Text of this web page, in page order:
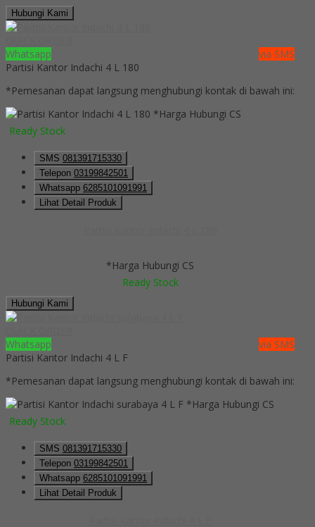
Hubungi Kami
Whatsapp
via SMS
Partisi Kantor Indachi 4 L 180
*Pemesanan dapat langsung menghubungi kontak di bawah ini:
*Harga Hubungi CS
Ready Stock
SMS 081391715330
Telepon 03199842501
Whatsapp 6285101091991
Lihat Detail Produk
*Harga Hubungi CS
Ready Stock
Hubungi Kami
Whatsapp
via SMS
Partisi Kantor Indachi 4 L F
*Pemesanan dapat langsung menghubungi kontak di bawah ini:
*Harga Hubungi CS
Ready Stock
SMS 081391715330
Telepon 03199842501
Whatsapp 6285101091991
Lihat Detail Produk